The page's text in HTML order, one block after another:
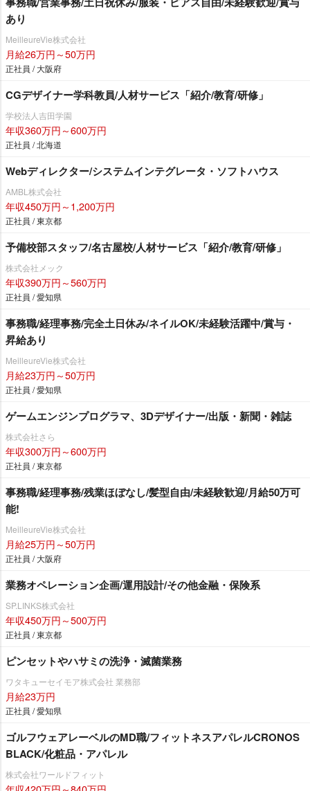
あり
MeilleureVie株式会社
月給26万円～50万円
正社員 / 大阪府
CGデザイナー学科教員/人材サービス「紹介/教育/研修」
学校法人吉田学園
年収360万円～600万円
正社員 / 北海道
Webディレクター/システムインテグレータ・ソフトハウス
AMBL株式会社
年収450万円～1,200万円
正社員 / 東京都
予備校部スタッフ/名古屋校/人材サービス「紹介/教育/研修」
株式会社メック
年収390万円～560万円
正社員 / 愛知県
事務職/経理事務/完全土日休み/ネイルOK/未経験活躍中/賞与・
昇給あり
MeilleureVie株式会社
月給23万円～50万円
正社員 / 愛知県
ゲームエンジンプログラマ、3Dデザイナー/出版・新聞・雑誌
株式会社さら
年収300万円～600万円
正社員 / 東京都
事務職/経理事務/残業ほぼなし/髪型自由/未経験歓迎/月給50万可
能!
MeilleureVie株式会社
月給25万円～50万円
正社員 / 大阪府
業務オペレーション企画/運用設計/その他金融・保険系
SP.LINKS株式会社
年収450万円～500万円
正社員 / 東京都
ピンセットやハサミの洗浄・滅菌業務
ワタキューセイモア株式会社 業務部
月給23万円
正社員 / 愛知県
ゴルフウェアレーベルのMD職/フィットネスアパレルCRONOS
BLACK/化粧品・アパレル
株式会社ワールドフィット